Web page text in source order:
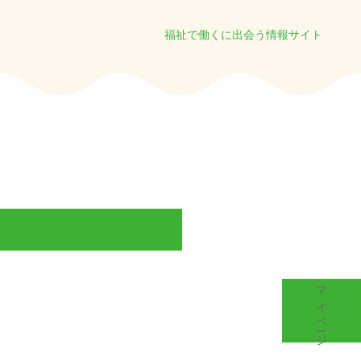
福祉で働くに出会う情報サイト
マイページ